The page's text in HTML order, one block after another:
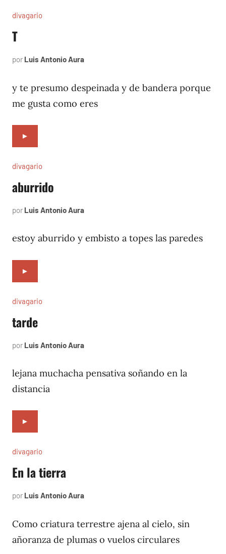
divagario
T
por Luis Antonio Aura
1996
y te presumo despeinada y de bandera porque
me gusta como eres
►
divagario
aburrido
por Luis Antonio Aura
1996
estoy aburrido y embisto a topes las paredes
►
divagario
tarde
por Luis Antonio Aura
1996
lejana muchacha pensativa soñando en la
distancia
►
divagario
En la tierra
por Luis Antonio Aura
1996
Como criatura terrestre ajena al cielo, sin
añoranza de plumas o vuelos circulares